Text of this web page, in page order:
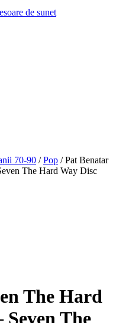
de sunet
70-90 /Pop /Pat Benatar
The Hard Way Disc
The Hard
The